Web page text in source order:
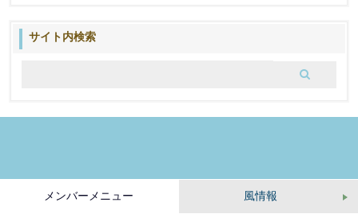
サイト内検索
メンバーメニュー 風情報